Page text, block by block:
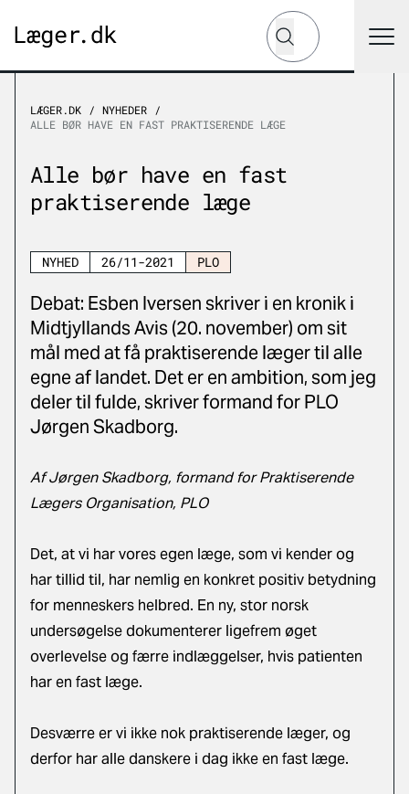
Hvad leder du efter?
Søg
LÆGER.DK
NYHEDER
ALLE BØR HAVE EN FAST PRAKTISERENDE LÆGE
Alle bør have en fast
praktiserende læge
NYHED 26/11-2021 PLO
Debat: Esben Iversen skriver i en kronik i
Midtjyllands Avis (20. november) om sit
mål med at få praktiserende læger til alle
egne af landet. Det er en ambition, som jeg
deler til fulde, skriver formand for PLO
Jørgen Skadborg.
Af Jørgen Skadborg, formand for Praktiserende
Lægers Organisation, PLO
Det, at vi har vores egen læge, som vi kender og
har tillid til, har nemlig en konkret positiv betydning
for menneskers helbred. En ny, stor norsk
undersøgelse dokumenterer ligefrem øget
overlevelse og færre indlæggelser, hvis patienten
har en fast læge.
Desværre er vi ikke nok praktiserende læger, og
derfor har alle danskere i dag ikke en fast læge.